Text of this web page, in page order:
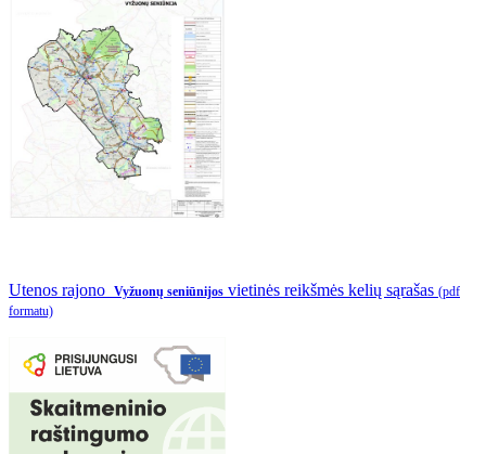
Utenos rajono Vyžuonų seniūnijos vietinės reikšmės kelių sąrašas (pdf
formatu)